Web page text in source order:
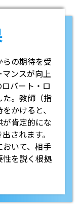
らの期待を受
ンスが向上
バート・ロ
た。教師（指
かけると、
肯定的にな
されます。
いて、相手
性を説く根拠